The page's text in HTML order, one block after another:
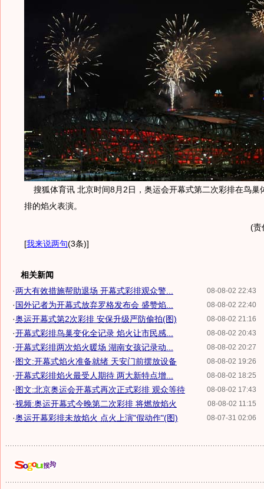
搜狐体育讯 北京时间8月2日，奥运会开幕式第二次彩排在鸟巢
排的焰火表演。
(责
[我来说两句(3条)]
相关新闻
08-08-02 22:43
·两大有效措施帮助退场 开幕式彩排观众警...
08-08-02 22:40
·国外记者为开幕式放弃罗格发布会 盛赞焰...
08-08-02 21:16
·奥运开幕式第2次彩排 安保升级严防偷拍(图)
08-08-02 20:43
·开幕式彩排鸟巢变化全记录 焰火让市民感...
08-08-02 20:27
·开幕式彩排两次焰火暖场 湖南女孩记录动...
08-08-02 19:26
·图文:开幕式焰火准备就绪 天安门前摆放设备
08-08-02 18:25
·开幕式彩排焰火最受人期待 两大新特点增...
08-08-02 17:43
·图文:北京奥运会开幕式再次正式彩排 观众等待
08-08-02 11:15
·视频:奥运开幕式今晚第二次彩排 将燃放焰火
08-07-31 02:06
·奥运开幕彩排未放焰火 点火上演"假动作"(图)